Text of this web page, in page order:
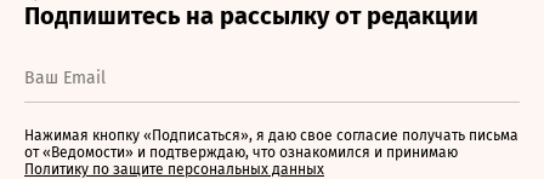
Нажимая кнопку «Подписаться», я даю свое согласие получать письма
от «Ведомости» и подтверждаю, что ознакомился и принимаю
Политику по защите персональных данных